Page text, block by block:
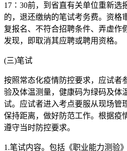
17∶30前，到省直有关单位重新选
的，退还缴纳的笔试考务费。资格
复报名、不符合招聘条件、弄虚作
发现，即取消其应聘或聘用资格。
(三)笔试
按照常态化疫情防控要求，应试者
验及体温测量，健康码为绿码及体
试。应试者进入考点要服从现场管
保持距离，做好防范工作。根据疫
遵守当时防控要求。
1.笔试内容。包括《职业能力测验